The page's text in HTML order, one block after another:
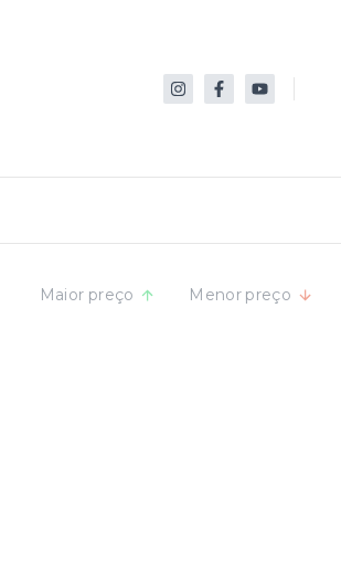
Maior preço Menor preço